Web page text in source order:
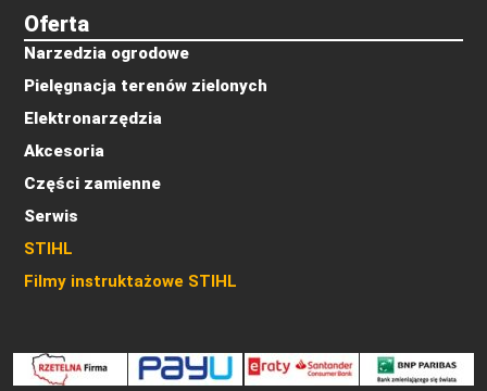
Oferta
Narzedzia ogrodowe
Pielęgnacja terenów zielonych
Elektronarzędzia
Akcesoria
Części zamienne
Serwis
STIHL
Filmy instruktażowe STIHL